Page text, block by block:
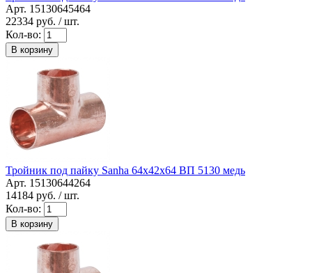
Арт. 15130645464
22334 руб. / шт.
Кол-во:
В корзину
Тройник под пайку Sanha 64x42x64 ВП 5130 медь
Арт. 15130644264
14184 руб. / шт.
Кол-во:
В корзину